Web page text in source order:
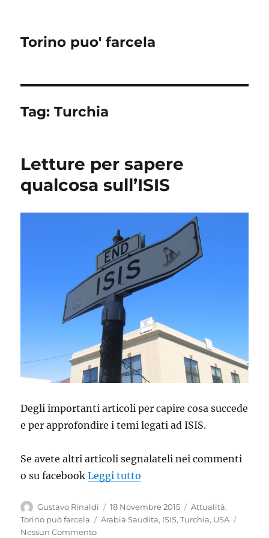
Torino puo' farcela
Tag:Turchia
Letture per sapere
qualcosa sull’ISIS
Degli importanti articoli per capire cosa succede
e per approfondire i temi legati ad ISIS.
Se avete altri articoli segnalateli nei commenti
o su facebookLeggi tutto
Autore
Gustavo Rinaldi
Pubblicato
il
18 Novembre 2015 Categorie
Attualità,
Torino può farcela
Tag
Arabia Saudita, ISIS,Turchia, USA
Nessun Commento